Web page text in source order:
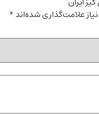
علامت‌گذاری شده‌اند*